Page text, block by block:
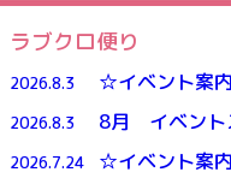
ラブクロ便り
2026.8.3
2026.8.3
2026.7.24